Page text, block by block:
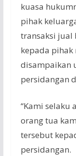
kuasa
pihak
transaksi jual
kepada pihak
disampaikan
persidangan
“Kami selaku
orang tua
tersebut
persidangan.